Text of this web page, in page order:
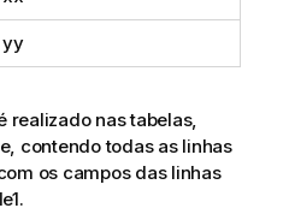
yy
realizado nas tabelas,
, contendo todas as linhas
os campos das linhas
.